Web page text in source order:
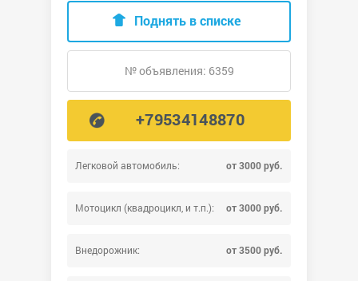
Легковой автомобиль: от 3000 руб.
Мотоцикл (квадроцикл, и т.п.): от 3000 руб.
Внедорожник: от 3500 руб.
Поднять в списке
№ объявления: 6359
+79534148870